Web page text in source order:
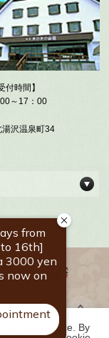
付時間】
～17：00
沢温泉町34
experience. By